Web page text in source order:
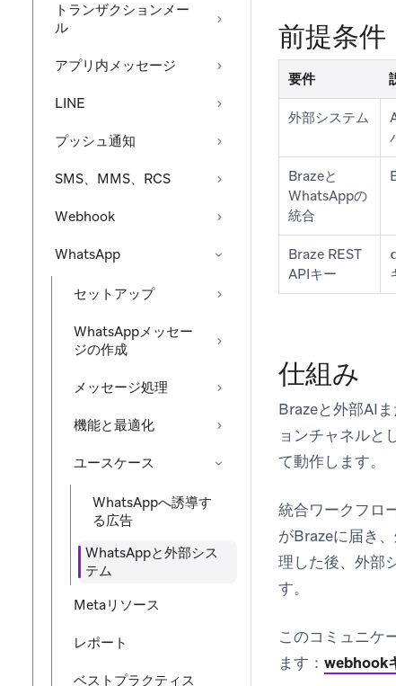
トランザクションメー
ル
アプリ内メッセージ
LINE
プッシュ通知
SMS、MMS、RCS
Webhook
WhatsApp
セットアップ
WhatsAppメッセー
ジの作成
メッセージ処理
機能と最適化
ユースケース
WhatsAppへ誘導す
る広告
WhatsAppと外部シス
テム
Metaリソース
レポート
ベストプラクティス
前提条件
要件
外部システム
Brazeと
WhatsAppの
統合
Braze REST
APIキー
仕組み
Brazeと外部AI
ョンチャネルと
て動作します。
統合ワークフロ
がBrazeに届き
理した後、外部
す。
このコミュニケ
ます： webhook